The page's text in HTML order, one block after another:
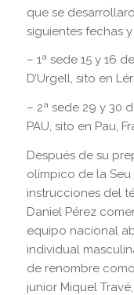
que se
siguientes fechas y
– 1ª sede 15 y 16
D’Urgell, sito en
– 2ª sede 29 y 30
PAU, sito en Pau,
Después de su
olímpico de la Seu
instrucciones del
Daniel Pérez
equipo nacional
individual
de renombre
junior Miquel